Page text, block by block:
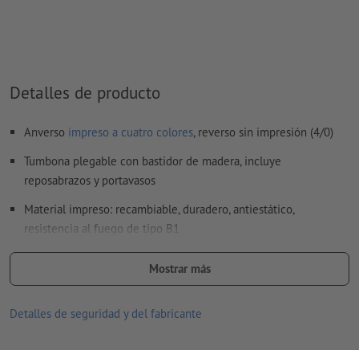
Detalles de producto
Anverso impreso a cuatro colores, reverso sin impresión (4/0)
Tumbona plegable con bastidor de madera, incluye
reposabrazos y portavasos
Material impreso: recambiable, duradero, antiestático,
resistencia al fuego de tipo B1
Bastidor: madera de haya natural o barnizada castaño oscuro
procedente de manejo forestal ecológico y sostenible
Mostrar más
Detalles de seguridad y del fabricante